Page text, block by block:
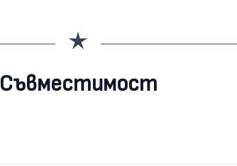
Съвместимост